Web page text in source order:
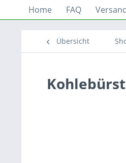
Home FAQ
Übersicht